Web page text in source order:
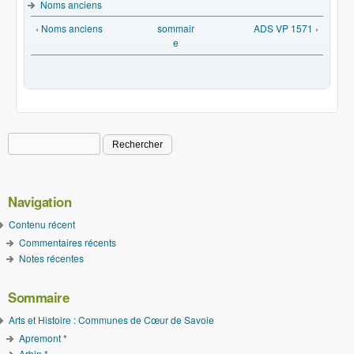
Noms anciens
‹ Noms anciens
sommair
e
ADS VP 1571 ›
Formulaire de recherche
Navigation
Contenu récent
Commentaires récents
Notes récentes
Sommaire
Arts et Histoire : Communes de Cœur de Savoie
Apremont *